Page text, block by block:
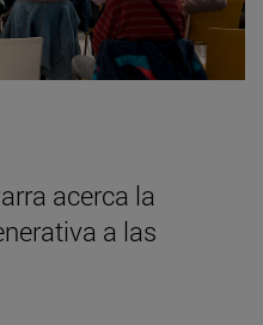
acerca la
a las